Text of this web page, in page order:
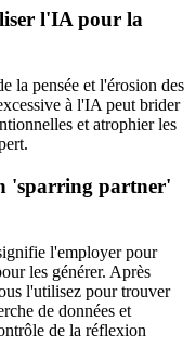
l'IA pour la
la pensée et l'érosion des
à l'IA peut brider
et atrophier les
'sparring partner'
l'employer pour
les générer. Après
l'utilisez pour trouver
de données et
de la réflexion